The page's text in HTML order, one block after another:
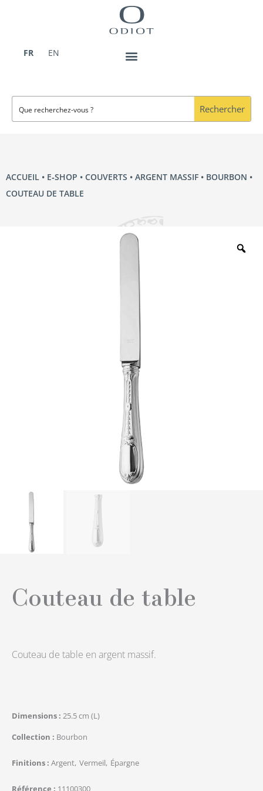
FR
EN
Rechercher
ACCUEIL • E‑SHOP • COUVERTS • ARGENT MASSIF • BOURBON •
COUTEAU DE TABLE
Couteau de table
Couteau de table en argent massif.
Dimensions 25.5 cm (L)
Collection
Bourbon
Finitions Argent Vermeil Épargne
Référence 11100300